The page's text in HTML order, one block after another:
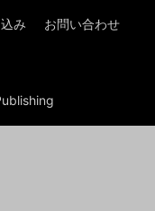
み お問い合わせ